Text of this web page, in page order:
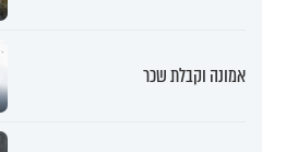
אמונה וקבלת שכר